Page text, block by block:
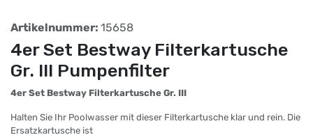
Artikelnummer: 15658
4er Set Bestway Filterkartusche
Gr. III Pumpenfilter
4er Set Bestway Filterkartusche Gr. III
Halten Sie Ihr Poolwasser mit dieser Filterkartusche klar und rein. Die
Ersatzkartusche ist